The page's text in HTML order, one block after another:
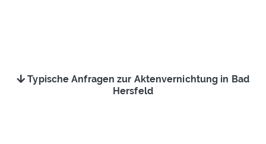
Typische Anfragen zur Aktenvernichtung in Bad
Hersfeld